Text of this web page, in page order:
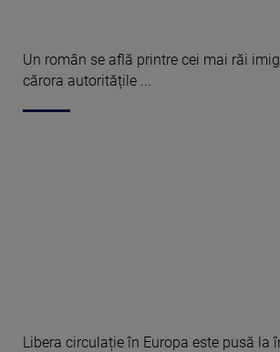
Un român se află printre cei mai răi
cărora autoritățile ...
Libera circulație în Europa este pusă la